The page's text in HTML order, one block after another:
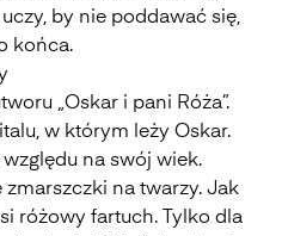
by nie poddawać się,
końca.
„Oskar i pani Róża”.
w którym leży Oskar.
na swój wiek.
na twarzy. Jak
różowy fartuch. Tylko dla